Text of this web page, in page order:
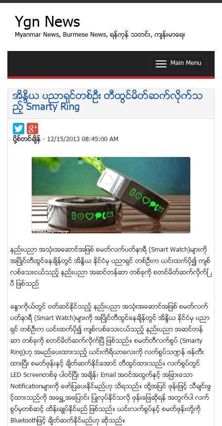
Ygn News
Myanmar News, Burmese News, ရန္ကုန္ သတင္း, က်န္းမာေရး
T
g
l
n
n
Main Menu
အိႏၵိယ ပညာရွင္တစ္ဦး တီထြင္မိတ္ဆက္လုိက္သ
ည့္ Smarty Ring
ပုိ႔စ္တင္ခ်ိန္ - 12/15/2013 08:45:00 AM
နည္းပညာ အသံုးအေဆာင္အျဖစ္ စမတ္လက္ပတ္နာရီ (Smart Watch)မ်ားကို
အၿပိဳင္တီထြင္ေနခ်ိန္တြင္ အိႏၵိယ ႏုိင္ငံမွ ပညာရွင္ တစ္ဦးက ယင္းထက္ပို၍ က်စ္
လစ္ေသးငယ္သည့္ နည္းပညာ အဆင္တန္ဆာ တစ္ခုကို စတင္မိတ္ဆက္လုိက္ၿ
ပီ ျဖစ္သည္
ခႏၶာကိုယ္တြင္ ဝတ္ဆင္ႏုိင္သည့္ နည္းပညာ အသံုးအေဆာင္အျဖစ္ စမတ္လက္
ပတ္နာရီ (Smart Watch)မ်ားကို အၿပိဳင္တီထြင္ေနခ်ိန္တြင္ အိႏၵိယ ႏုိင္ငံမွ ပညာ
ရွင္ တစ္ဦးက ယင္းထက္ပို၍ က်စ္လစ္ေသးငယ္သည့္ နည္းပညာ အဆင္တန္
ဆာ တစ္ခုကို စတင္မိတ္ဆက္လုိက္ၿပီ ျဖစ္သည္။ စမတ္တီလက္စြပ္ (Smarty
Ring)ဟု အမည္ေပးထားသည့္ ယင္းကိရိယာေလးကို လက္စြပ္သ႑န္ ဖန္တီး
ထားၿပီး စမတ္ဖုန္းႏွင့္ ခ်ိတ္ဆက္ႏုိင္ေအာင္ တီထြင္ထားသည္။ လက္စြပ္တြင္
LED Screenတစ္ခု ပါဝင္ၿပီး အခ်ိန္၊ Email အဝင္အထြက္ႏွင့္ အျခားေသာ
Notificationမ်ားကို ေဖာ္ျပေပးႏုိင္မည္ဟု သိရသည္။ ထို႔အျပင္ ဖုန္းျဖင့္ သီခ်င္းဖြ
င့္ထားသည္ကို အေရႊ႕အေျပာင္း ျပဳလုပ္ႏုိင္သလို ဖုန္းေျဖဆိုရန္ အတြက္ပါ လက္
စြပ္မွတစ္ဆင့္ ထိန္းခ်ဳပ္ႏုိင္မည္ ျဖစ္သည္။ ယင္းလက္စြပ္ႏွင့္ စမတ္ဖုန္းတို႔ကို
Bluetoothျဖင့္ ခ်ိတ္ဆက္ႏုိင္မည္ဟု ဆိုသည္။